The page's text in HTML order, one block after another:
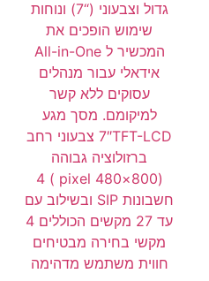
גדול וצבעוני (“7) ונוחות
שימוש הופכים את
המכשיר ל All-in-One
אידאלי עבור מנהלים
עסוקים ללא קשר
למיקומם. מסך מגע
7″TFT-LCD צבעוני רחב
ברזולוציה גבוהה
(800×480 pixel ) 4
חשבונות SIP ובשילוב עם
עד 27 מקשים הכוללים 4
מקשי בחירה מבטיחים
חווית משתמש מדהימה